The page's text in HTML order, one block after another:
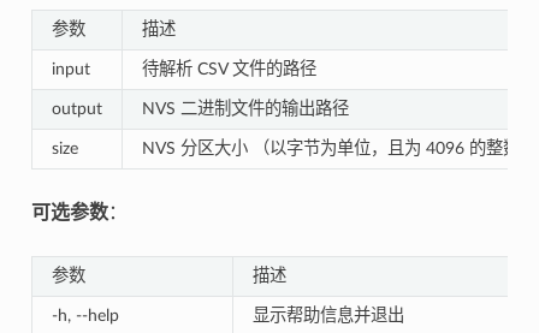
参数 描述
input 待解析 CSV 文件的路径
output NVS 二进制文件的输出路径
size NVS 分区大小 （以字节为单位，且为 4096 的整数
可选参数：
参数 描述
-h, --help 显示帮助信息并退出